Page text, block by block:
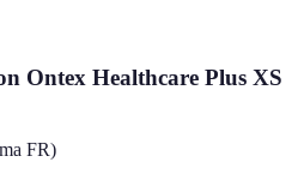
Ontex Healthcare Plus XS
FR)